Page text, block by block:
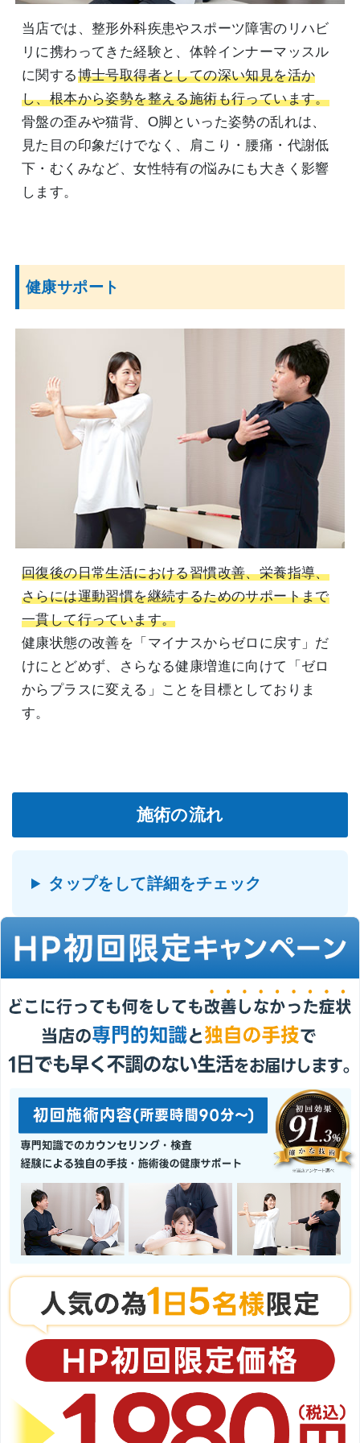
当店では、整形外科疾患やスポーツ障害のリハビ
リに携わってきた経験と、体幹インナーマッスル
に関する博士号取得者としての深い知見を活か
し、根本から姿勢を整える施術も行っています。
骨盤の歪みや猫背、O脚といった姿勢の乱れは、
見た目の印象だけでなく、肩こり・腰痛・代謝低
下・むくみなど、女性特有の悩みにも大きく影響
します。
健康サポート
回復後の日常生活における習慣改善、栄養指導、
さらには運動習慣を継続するためのサポートまで
一貫して行っています。
健康状態の改善を「マイナスからゼロに戻す」だ
けにとどめず、さらなる健康増進に向けて「ゼロ
からプラスに変える」ことを目標としておりま
す。
施術の流れ
タップをして詳細をチェック